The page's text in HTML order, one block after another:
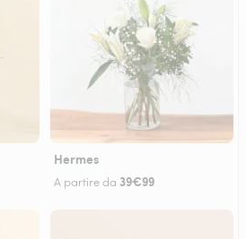
Hermes
A partire da 39€99